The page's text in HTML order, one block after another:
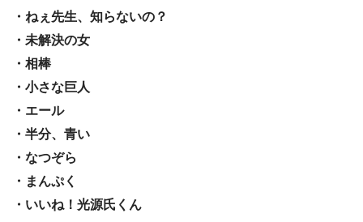
・ねぇ先生、知らないの？
・未解決の女
・相棒
・小さな巨人
・エール
・半分、青い
・なつぞら
・まんぷく
・いいね！光源氏くん